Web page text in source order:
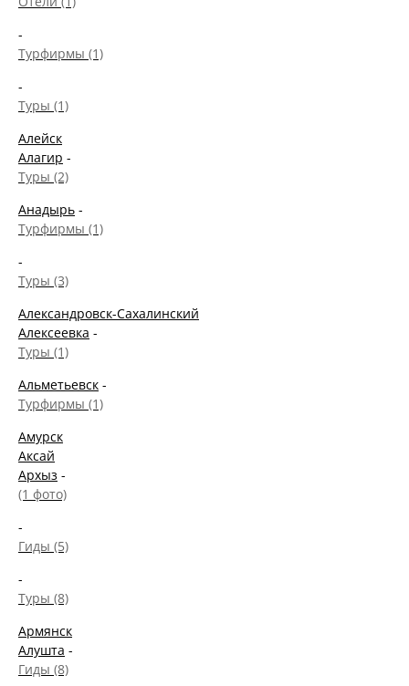
-
Турфирмы (1)
-
Туры (1)
Алейск
Алагир -
Туры (2)
Анадырь -
Турфирмы (1)
-
Туры (3)
Александровск-Сахалинский
Алексеевка -
Туры (1)
Альметьевск -
Турфирмы (1)
Амурск
Аксай
Архыз -
(1 фото)
-
Гиды (5)
-
Туры (8)
Армянск
Алушта -
Гиды (8)